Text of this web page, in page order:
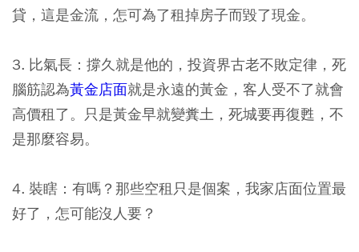
貸，這是金流，怎可為了租掉房子而毀了現金。
3. 比氣長：撐久就是他的，投資界古老不敗定律，死
腦筋認為黃金店面就是永遠的黃金，客人受不了就會
高價租了。只是黃金早就變糞土，死城要再復甦，不
是那麼容易。
4. 裝瞎：有嗎？那些空租只是個案，我家店面位置最
好了，怎可能沒人要？